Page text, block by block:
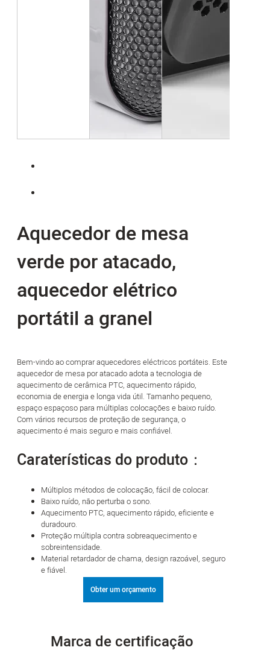
Aquecedor de mesa
verde por atacado,
aquecedor elétrico
portátil a granel
Bem-vindo ao comprar aquecedores eléctricos portáteis. Este
aquecedor de mesa por atacado adota a tecnologia de
aquecimento de cerâmica PTC, aquecimento rápido,
economia de energia e longa vida útil. Tamanho pequeno,
espaço espaçoso para múltiplas colocações e baixo ruído.
Com vários recursos de proteção de segurança, o
aquecimento é mais seguro e mais confiável.
Caraterísticas do produto：
Múltiplos métodos de colocação, fácil de colocar.
Baixo ruído, não perturba o sono.
Aquecimento PTC, aquecimento rápido, eficiente e
duradouro.
Proteção múltipla contra sobreaquecimento e
sobreintensidade.
Material retardador de chama, design razoável, seguro
e fiável.
Obter um orçamento
Marca de certificação